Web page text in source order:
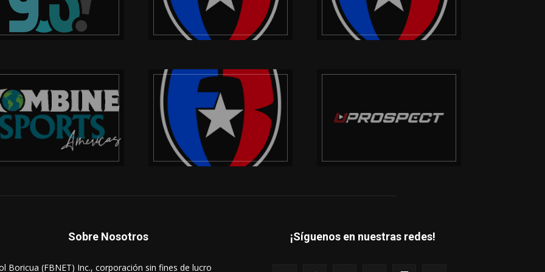
Sobre Nosotros
Boricua (FBNET) Inc., corporación sin fines de lucro
¡Síguenos en nuestras redes!